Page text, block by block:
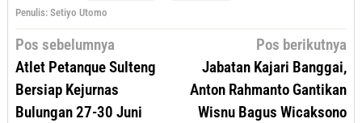
Penulis: Setiyo Utomo
Navigasi
Pos sebelumnya
Atlet Petanque Sulteng
Bersiap Kejurnas
Bulungan 27-30 Juni
Pos berikutnya
Jabatan Kajari Banggai,
Anton Rahmanto Gantikan
Wisnu Bagus Wicaksono